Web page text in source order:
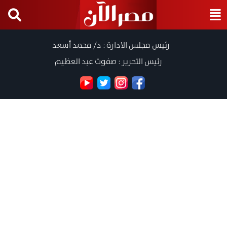
رئيس مجلس الادارة : د/ محمد أسعد
رئيس التحرير : صفوت عبد العظيم